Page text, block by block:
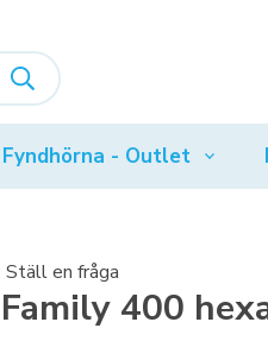
Fyndhörna - Outlet
Ställ en fråga
400